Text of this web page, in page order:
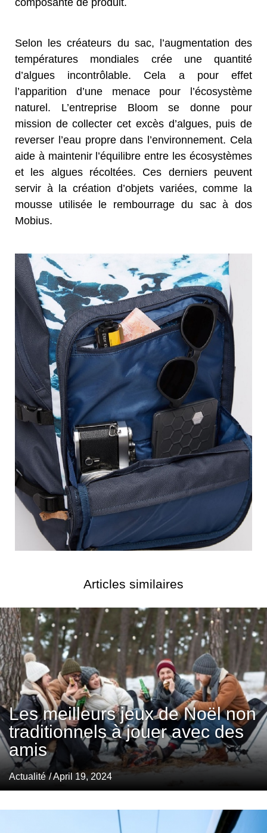
Selon les créateurs du sac, l’augmentation des
températures mondiales crée une quantité
d’algues incontrôlable. Cela a pour effet
l’apparition d’une menace pour l’écosystème
naturel. L’entreprise Bloom se donne pour
mission de collecter cet excès d’algues, puis de
reverser l’eau propre dans l’environnement. Cela
aide à maintenir l’équilibre entre les écosystèmes
et les algues récoltées. Ces derniers peuvent
servir à la création d’objets variées, comme la
mousse utilisée le rembourrage du sac à dos
Mobius.
Articles similaires
Les meilleurs jeux de Noël non
traditionnels à jouer avec des
amis
Actualité / April 19, 2024